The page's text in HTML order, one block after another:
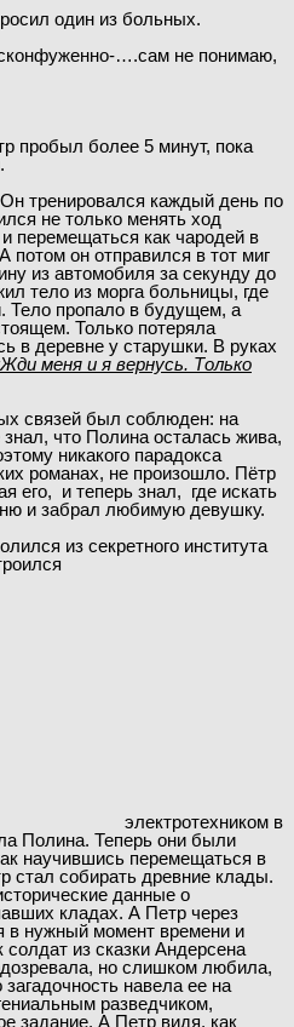
один из больных.
сконфуженно-….сам не понимаю,
пробыл более 5 минут, пока
тренировался каждый день по
не только менять ход
перемещаться как чародей в
потом он отправился в тот миг
из автомобиля за секунду до
тело из морга больницы, где
Тело пропало в будущем, а
Только потеряла
в деревне у старушки. В руках
меня и я вернусь. Только
связей был соблюден: на
что Полина осталась жива,
никакого парадокса
романах, не произошло. Пётр
его, и теперь знал, где искать
и забрал любимую девушку.
из секретного института
электротехником в
Полина. Теперь они были
научившись перемещаться в
стал собирать древние клады.
данные о
кладах. А Петр через
в нужный момент времени и
из сказки Андерсена
но слишком любила,
навела ее на
разведчиком,
задание. А Петр видя, как